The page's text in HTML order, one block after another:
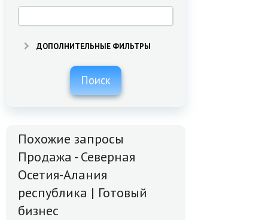
ДОПОЛНИТЕЛЬНЫЕ ФИЛЬТРЫ
Поиск
Похожие запросы
Продажа - Северная
Осетия-Алания
республика | Готовый
бизнес